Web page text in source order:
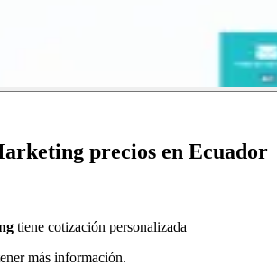
precios en Ecuador
tiene cotización personalizada
más información.